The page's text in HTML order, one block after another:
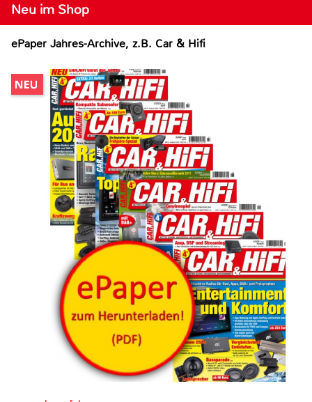
Neu im Shop
ePaper Jahres-Archive, z.B. Car & Hifi